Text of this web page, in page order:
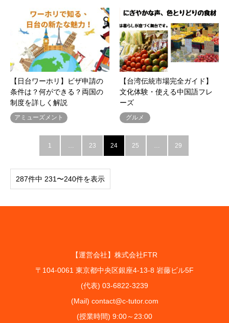
【日台ワーホリ】ビザ申請の
条件は？何ができる？両国の
制度を詳しく解説
アミューズメント
【台湾伝統市場完全ガイド】
文化体験・使える中国語フレ
ーズ
グルメ
1 … 23 24 25 … 29
287件中 231〜240件を表示
【運営会社】株式会社FTR
〒104-0061 東京都中央区銀座4-13-8 岩藤ビル5F
(代表) 03-6822-3239
(Mail) contact@c-tutor.com
(授業時間) 9:00～23:00